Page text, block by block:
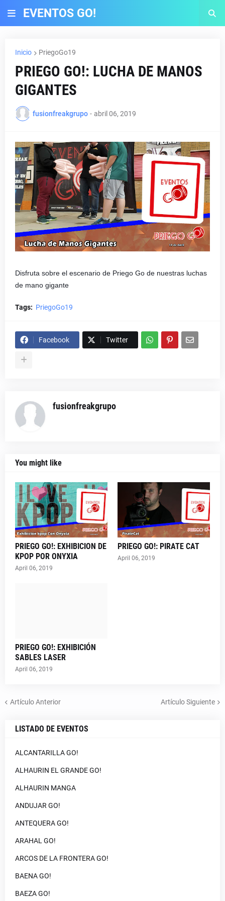
EVENTOS GO!
Inicio PriegoGo19
PRIEGO GO!: LUCHA DE MANOS
GIGANTES
fusionfreakgrupo - abril 06, 2019
Disfruta sobre el escenario de Priego Go de nuestras luchas
de mano gigante
Tags: PriegoGo19
Facebook Twitter
fusionfreakgrupo
You might like
PRIEGO GO!: EXHIBICION DE
KPOP POR ONYXIA
April 06, 2019
PRIEGO GO!: PIRATE CAT
April 06, 2019
PRIEGO GO!: EXHIBICIÓN
SABLES LASER
April 06, 2019
Artículo Anterior Artículo Siguiente
LISTADO DE EVENTOS
ALCANTARILLA GO!
ALHAURIN EL GRANDE GO!
ALHAURIN MANGA
ANDUJAR GO!
ANTEQUERA GO!
ARAHAL GO!
ARCOS DE LA FRONTERA GO!
BAENA GO!
BAEZA GO!